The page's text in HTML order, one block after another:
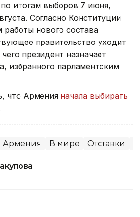
итогам выборов 7 июня,
Согласно Конституции
работы нового состава
правительство уходит
президент назначает
избранного парламентским
что Армения начала выбирать
Армения В мире Отставки